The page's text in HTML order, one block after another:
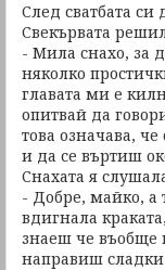
След сватбата
Свекървата
- Мила снахо, за
няколко
главата ми е
опитвай да
това означава,
и да се въртиш
Снахата я
- Добре, майко, а
вдигнала
знаеш че въобще
направиш сладки